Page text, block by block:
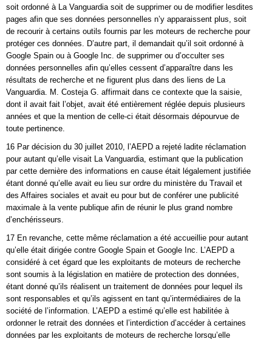
soit ordonné à La Vanguardia soit de supprimer ou de modifier lesdites
pages afin que ses données personnelles n’y apparaissent plus, soit
de recourir à certains outils fournis par les moteurs de recherche pour
protéger ces données. D’autre part, il demandait qu’il soit ordonné à
Google Spain ou à Google Inc. de supprimer ou d’occulter ses
données personnelles afin qu’elles cessent d’apparaître dans les
résultats de recherche et ne figurent plus dans des liens de La
Vanguardia. M. Costeja G. affirmait dans ce contexte que la saisie,
dont il avait fait l’objet, avait été entièrement réglée depuis plusieurs
années et que la mention de celle-ci était désormais dépourvue de
toute pertinence.
16 Par décision du 30 juillet 2010, l’AEPD a rejeté ladite réclamation
pour autant qu’elle visait La Vanguardia, estimant que la publication
par cette dernière des informations en cause était légalement justifiée
étant donné qu’elle avait eu lieu sur ordre du ministère du Travail et
des Affaires sociales et avait eu pour but de conférer une publicité
maximale à la vente publique afin de réunir le plus grand nombre
d’enchérisseurs.
17 En revanche, cette même réclamation a été accueillie pour autant
qu’elle était dirigée contre Google Spain et Google Inc. L’AEPD a
considéré à cet égard que les exploitants de moteurs de recherche
sont soumis à la législation en matière de protection des données,
étant donné qu’ils réalisent un traitement de données pour lequel ils
sont responsables et qu’ils agissent en tant qu’intermédiaires de la
société de l’information. L’AEPD a estimé qu’elle est habilitée à
ordonner le retrait des données et l’interdiction d’accéder à certaines
données par les exploitants de moteurs de recherche lorsqu’elle